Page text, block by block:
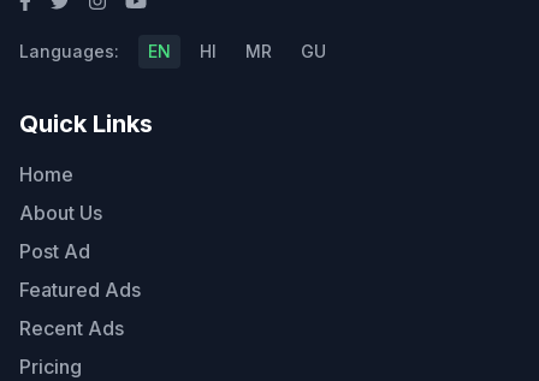
Languages: EN HI MR GU
Quick Links
Home
About Us
Post Ad
Featured Ads
Recent Ads
Pricing